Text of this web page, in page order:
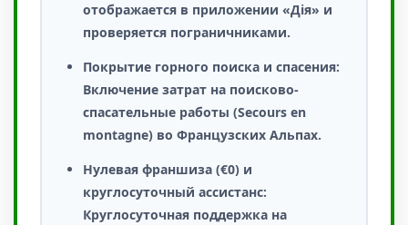
отображается в приложении «Дія» и
проверяется пограничниками.
Покрытие горного поиска и спасения:
Включение затрат на поисково-
спасательные работы (Secours en
montagne) во Французских Альпах.
Нулевая франшиза (€0) и
круглосуточный ассистанс:
Круглосуточная поддержка на